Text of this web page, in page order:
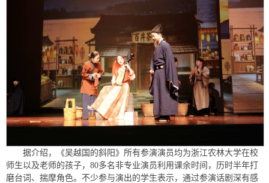
据介绍，《吴越国的斜阳》所有参演演员均为浙江农林大学在校
师生以及老师的孩子，80多名非专业演员利用课余时间，历时半年打
磨台词、揣摩角色。不少参与演出的学生表示，通过参演话剧深有感